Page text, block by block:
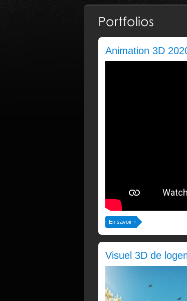
Portfolios
Animation 3D
En savoir +
Visuel 3D de